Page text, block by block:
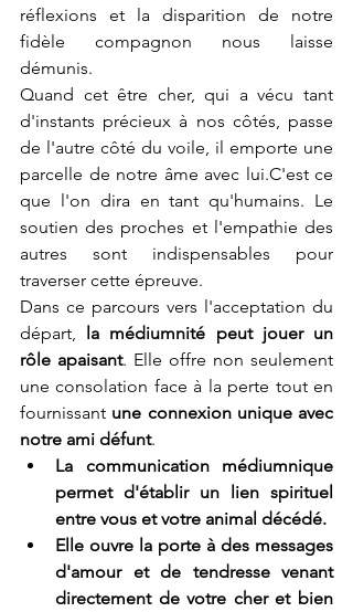
réflexions et la disparition de notre
fidèle compagnon nous laisse
démunis.
Quand cet être cher, qui a vécu tant
d'instants précieux à nos côtés, passe
de l'autre côté du voile, il emporte une
parcelle de notre âme avec lui.C'est ce
que l'on dira en tant qu'humains. Le
soutien des proches et l'empathie des
autres sont indispensables pour
traverser cette épreuve.
Dans ce parcours vers l'acceptation du
départ, la médiumnité peut jouer un
rôle apaisant. Elle offre non seulement
une consolation face à la perte tout en
fournissant une connexion unique avec
notre ami défunt.
La communication médiumnique
permet d'établir un lien spirituel
entre vous et votre animal décédé.
Elle ouvre la porte à des messages
d'amour et de tendresse venant
directement de votre cher et bien